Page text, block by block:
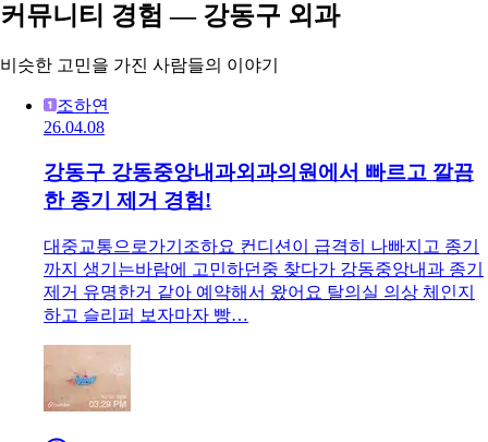
커뮤니티 경험 — 강동구 외과
비슷한 고민을 가진 사람들의 이야기
조하연
26.04.08
강동구 강동중앙내과외과의원에서 빠르고 깔끔
한 종기 제거 경험!
대중교통으로가기조하요 컨디션이 급격히 나빠지고 종기
까지 생기는바람에 고민하던중 찾다가 강동중앙내과 종기
제거 유명한거 같아 예약해서 왔어요 탈의실 의상 체인지
하고 슬리퍼 보자마자 빵…